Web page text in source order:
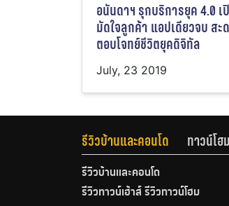
อนันดาฯ รุกบริการยุค 4.0 เ
มัดใจลูกค้า แอปเดียวจบ สะ
ตอบโจทย์ชีวิตยุคดิจิทัล
July, 23 2019
รีวิวบ้านและคอนโด ทาวน์โฮม
รีวิวบ้านและคอนโด
รีวิวทาวน์เฮ้าส์ รีวิวทาวน์โฮม